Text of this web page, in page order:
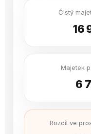
Čistý
16
Majetek
6
Rozdíl ve